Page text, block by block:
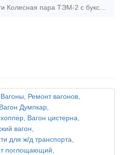
Реализуем запасные части Колесная пара ТЭМ-2 с буксовыми узлами ЭК Факт, ООО, Ижевск, RU Иван, менеджер Тел: +7 (3412) 918-400 Тип предложения: предлагаю продукцию, у
Вагоны, Ремонт вагонов,
Вагон Думпкар,
, Вагон цистерна,
вагон,
для ж/д транспорта,
поглощающий,